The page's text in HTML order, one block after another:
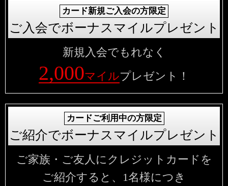
カード新規ご入会の方限定
ご入会でボーナスマイルプレゼント
新規入会でもれなく
2,000マイルプレゼント！
カードご利用中の方限定
ご紹介でボーナスマイルプレゼント
ご家族・ご友人にクレジットカードを
ご紹介すると、1名様につき